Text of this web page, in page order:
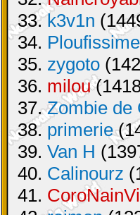
33.k3v1n
34. Ploufissime
35. zygoto
36. milou
37.Zombie de
38.primerie
39. Van H
40. Calinourz
41.